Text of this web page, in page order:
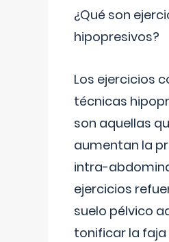
¿Qué son
hipopresivos?
Los ejercicios
técnicas
son aquellas
aumentan la
intra-
ejercicios
suelo pélvico
tonificar la faja